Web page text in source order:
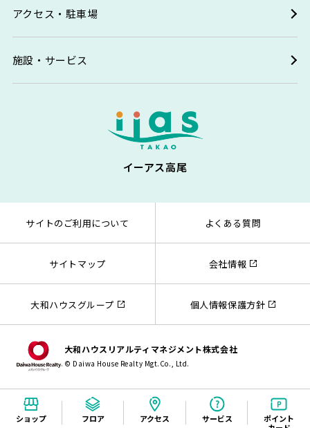
ショップ フロア アクセス サービス
ポイント
アクセス・駐車場
施設・サービス
イーアス高尾
サイトのご利用について よくある質問
サイトマップ 会社情報
大和ハウスグループ 個人情報保護方針
大和ハウスリアルティマネジメント株式会社
© Daiwa House Realty Mgt.Co., Ltd.